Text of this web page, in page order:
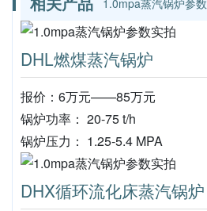
1.0mpa蒸汽锅炉参数
DHL燃煤蒸汽锅炉
报价：6万元——85万元
锅炉功率： 20-75 t/h
锅炉压力： 1.25-5.4 MPA
DHX循环流化床蒸汽锅炉